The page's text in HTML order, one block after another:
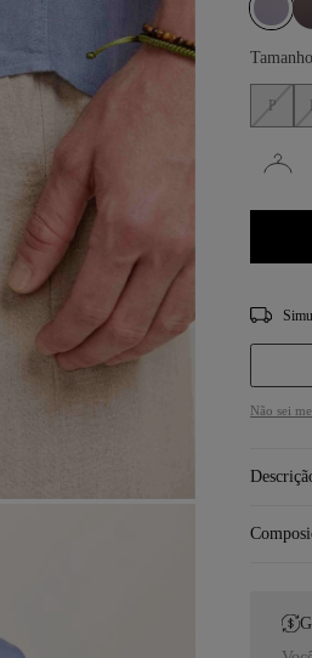
Tamanho
P
CEP
Não sei